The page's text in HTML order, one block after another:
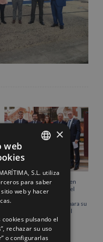
WhatsAppPinterestCorreo
Boluda inaugura su sede en
Róterdam, consolidando el
norte de Europa como un
centro estratégico clave para su
crecimiento internacional
10/07/2026
ENGLISH
FRENCH
×
web
S.L. utiliza
para saber
web y hacer
pulsando el
rechazar su uso
o configurarlas